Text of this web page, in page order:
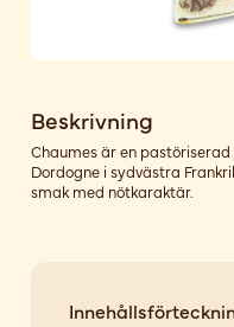
Beskrivning
Chaumes är en
Dordogne i sydvästra
smak med nötkaraktär.